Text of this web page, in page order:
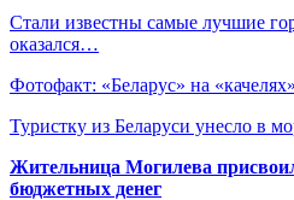
Стали известны самые лучшие
оказался…
Фотофакт: «Беларус» на
Туристку из Беларуси унесло в
Жительница Могилева
бюджетных денег